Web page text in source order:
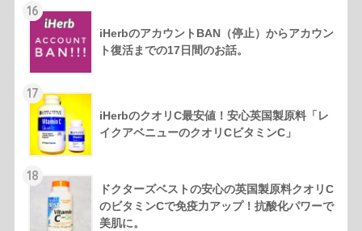
16
iHerbのアカウントBAN（停止）からアカウン
ト復活までの17日間のお話。
17
iHerbのクオリC最安値！安心英国製原料「レ
イクアベニューのクオリCビタミンC」
18
ドクターズベストの安心の英国製原料クオリC
のビタミンCで免疫力アップ！抗酸化パワーで
美肌に。